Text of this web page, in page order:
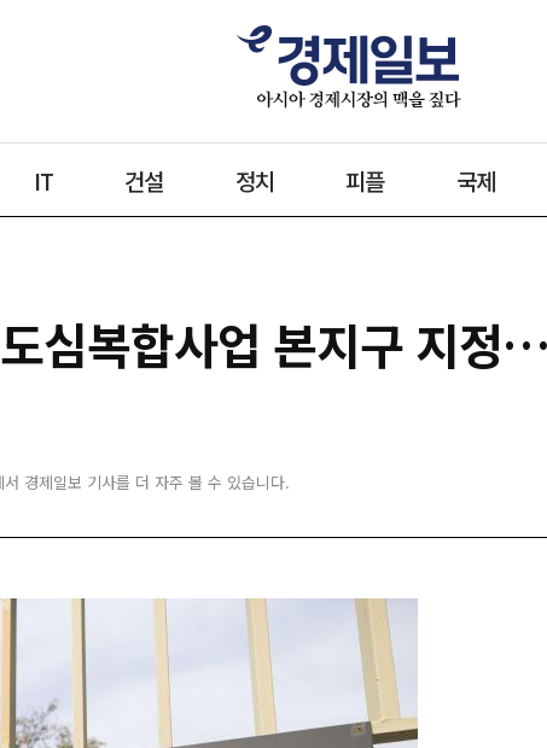
IT 건설 정치 피플 국제
심복합사업 본지구 지
경제일보 기사를 더 자주 볼 수 있습니다.